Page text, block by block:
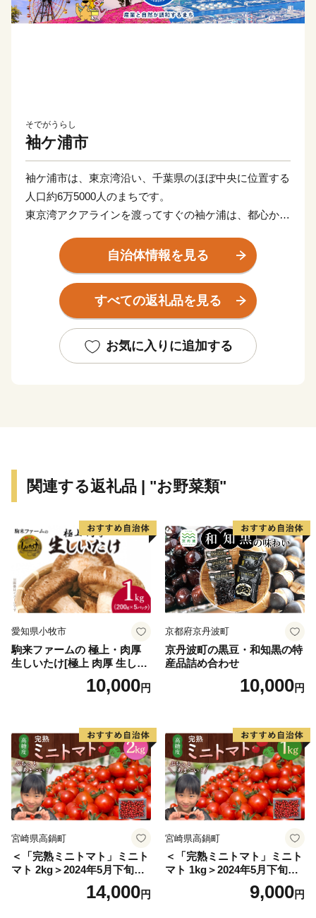
そでがうらし
袖ケ浦市
袖ケ浦市は、東京湾沿い、千葉県のほぼ中央に位置する
人口約6万5000人のまちです。
東京湾アクアラインを渡ってすぐの袖ケ浦は、都心から
特徴です。
東京湾に面した臨海部はエネルギーや石油化学などの大
規模な工場が立地する一方で、内陸部には豊かな田園風
景が広がります。
プ、四季を通じて味覚狩りが楽しめます。
んでいます。
った調べ学習の推進や学級担任とは別にサポート教員を
手厚く配置。
その他にも、自然体験活動など特色ある教育に取り組ん
でいます。
自治体情報を見る
すべての返礼品を見る
お気に入りに追加する
関連する返礼品 | "お野菜類"
愛知県小牧市
駒来ファームの 極上・肉厚
生しいたけ[極上 肉厚 生しい
たけ 生シイタケ 生椎茸 安心
安全 国産 採れたて 新鮮 きの
10,000円
京都府京丹波町
京丹波町の黒豆・和知黒の特
産品詰め合わせ
10,000円
宮崎県高鍋町
＜「完熟ミニトマト」ミニト
マト 2kg＞2024年5月下旬迄
に順次出荷 野菜ソムリエサ
ミット アルル・リリカ共に
14,000円
宮崎県高鍋町
＜「完熟ミニトマト」ミニト
マト 1kg＞2024年5月下旬迄
に順次出荷 野菜ソムリエサ
ミット アルル・リリカ共に
9,000円